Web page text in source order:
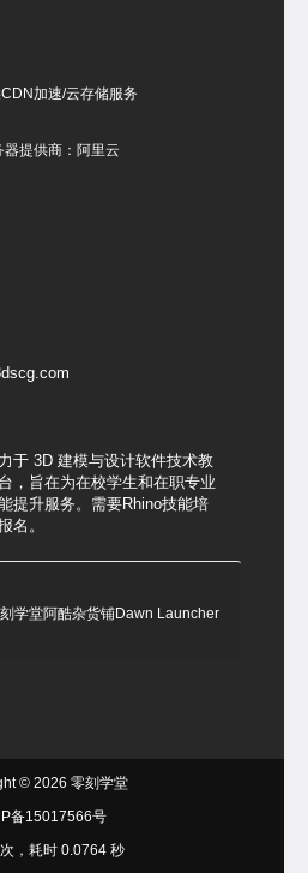
加速/云存储服务
器提供商：阿里云
于 3D 建模与设计软件技术教
，旨在为在校学生和在职专业
提升服务。需要Rhino技能培
名。
学堂阿酷杂货铺Dawn Launcher
© 2026 零刻学堂
备15017566号
，耗时 0.0764 秒